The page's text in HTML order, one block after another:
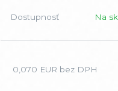
Dostupnosť Na
0,070 EUR bez DPH